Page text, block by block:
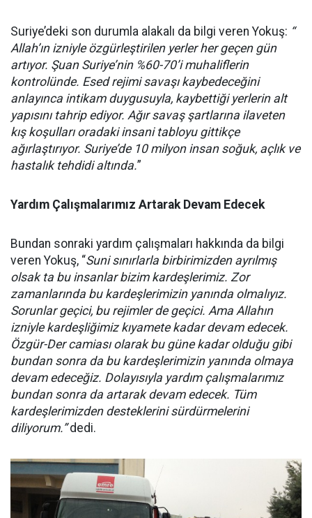
Suriye’deki son durumla alakalı da bilgi veren Yokuş: “
Allah’ın izniyle özgürleştirilen yerler her geçen gün
artıyor. Şuan Suriye’nin %60-70’i muhaliflerin
kontrolünde. Esed rejimi savaşı kaybedeceğini
anlayınca intikam duygusuyla, kaybettiği yerlerin alt
yapısını tahrip ediyor. Ağır savaş şartlarına ilaveten
kış koşulları oradaki insani tabloyu gittikçe
ağırlaştırıyor. Suriye’de 10 milyon insan soğuk, açlık ve
hastalık tehdidi altında.”
Yardım Çalışmalarımız Artarak Devam Edecek
Bundan sonraki yardım çalışmaları hakkında da bilgi
veren Yokuş, “Suni sınırlarla birbirimizden ayrılmış
olsak ta bu insanlar bizim kardeşlerimiz. Zor
zamanlarında bu kardeşlerimizin yanında olmalıyız.
Sorunlar geçici, bu rejimler de geçici. Ama Allahın
izniyle kardeşliğimiz kıyamete kadar devam edecek.
Özgür-Der camiası olarak bu güne kadar olduğu gibi
bundan sonra da bu kardeşlerimizin yanında olmaya
devam edeceğiz. Dolayısıyla yardım çalışmalarımız
bundan sonra da artarak devam edecek. Tüm
kardeşlerimizden desteklerini sürdürmelerini
diliyorum.”dedi.